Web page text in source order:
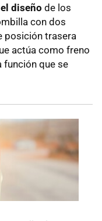
diseño de los
con dos
posición trasera
actúa como freno
función que se